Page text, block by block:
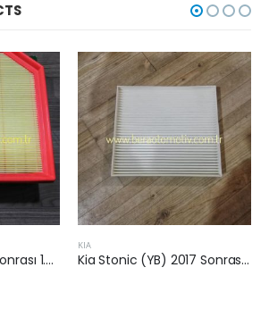
Volvo Xc 40 2018 Sonrası 1.5 T3 Hava Filtresi
KIA
Kia Stonic (YB) 2017 Sonrası Kabin Filtresi